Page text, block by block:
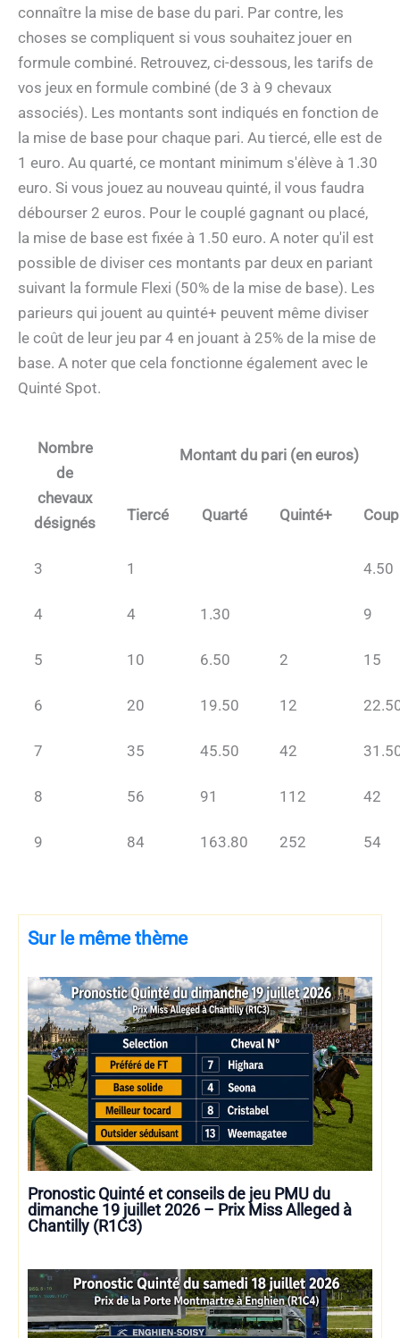
connaître la mise de base du pari. Par contre, les
choses se compliquent si vous souhaitez jouer en
formule combiné. Retrouvez, ci-dessous, les tarifs de
vos jeux en formule combiné (de 3 à 9 chevaux
associés). Les montants sont indiqués en fonction de
la mise de base pour chaque pari. Au tiercé, elle est de
1 euro. Au quarté, ce montant minimum s'élève à 1.30
euro. Si vous jouez au nouveau quinté, il vous faudra
débourser 2 euros. Pour le couplé gagnant ou placé,
la mise de base est fixée à 1.50 euro. A noter qu'il est
possible de diviser ces montants par deux en pariant
suivant la formule Flexi (50% de la mise de base). Les
parieurs qui jouent au quinté+ peuvent même diviser
le coût de leur jeu par 4 en jouant à 25% de la mise de
base. A noter que cela fonctionne également avec le
Quinté Spot.
Nombre
de
chevaux
désignés
Montant du pari (en euros)
Tiercé Quarté Quinté+
3 1 4.50
4 4 1.30 9
5 10 6.50 2 15
6 20 19.50 12
7 35 45.50 42
8 56 91 112 42
9 84 163.80 252 54
Sur le même thème
Pronostic Quinté et conseils de jeu PMU du
dimanche 19 juillet 2026 – Prix Miss Alleged à
Chantilly (R1C3)